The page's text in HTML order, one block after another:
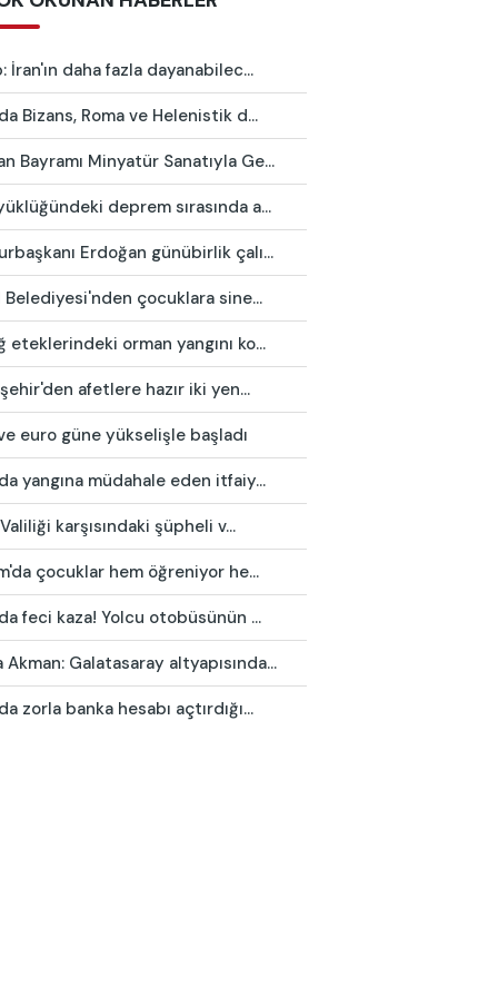
İran'ın daha fazla dayanabilec...
Bizans, Roma ve Helenistik d...
Bayramı Minyatür Sanatıyla Ge...
deprem sırasında a...
Erdoğan günübirlik çalı...
Belediyesi'nden çocuklara sine...
eteklerindeki orman yangını ko...
afetlere hazır iki yen...
euro güne yükselişle başladı
yangına müdahale eden itfaiy...
karşısındaki şüpheli v...
çocuklar hem öğreniyor he...
feci kaza! Yolcu otobüsünün ...
Akman: Galatasaray altyapısında...
zorla banka hesabı açtırdığı...